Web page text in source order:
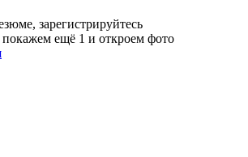
зарегистрируйтесь
ещё 1 и откроем фото